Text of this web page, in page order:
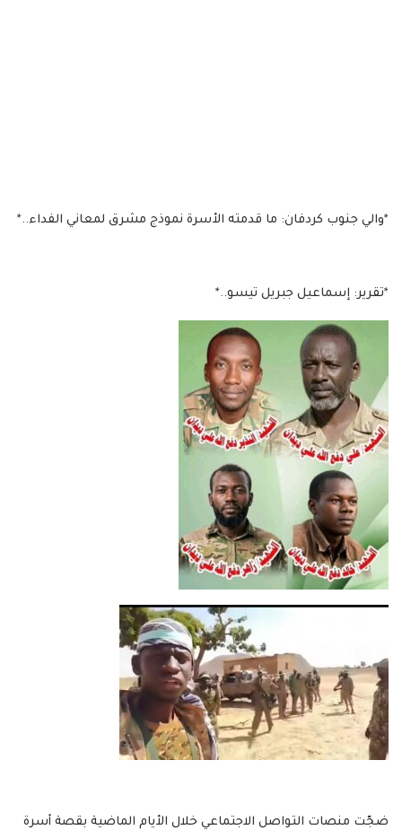
*والي جنوب كردفان: ما قدمته الأسرة نموذج مشرق لمعاني الفداء..*
*تقرير: إسماعيل جبريل تيسو..*
ضجّت منصات التواصل الاجتماعي خلال الأيام الماضية بقصة أسرة